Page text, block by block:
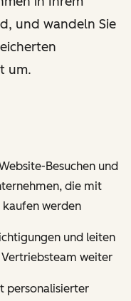
und wandeln Sie
um.
Besuchen und
die mit
werden
und leiten
weiter
personalisierter